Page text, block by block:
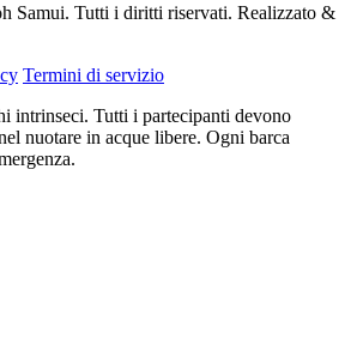
Samui. Tutti i diritti riservati. Realizzato &
Termini di servizio
intrinseci. Tutti i partecipanti devono
nuotare in acque libere. Ogni barca